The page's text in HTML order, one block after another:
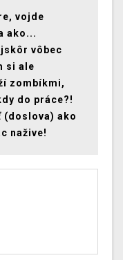
vojde
ako...
vôbec
si ale
zombíkmi,
do práce?!
(doslova) ako
nažive!